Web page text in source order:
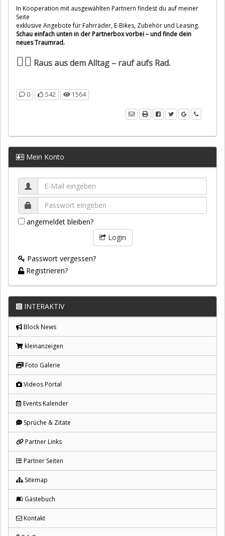
In Kooperation mit ausgewählten Partnern findest du auf meiner
Seite
exklusive Angebote für Fahrräder, E-Bikes, Zubehör und Leasing.
Schau einfach unten in der Partnerbox vorbei – und finde dein
neues Traumrad.
🚴‍♂️ Raus aus dem Alltag – rauf aufs Rad.
0 542 1564
Mein Konto
angemeldet bleiben?
Login
Passwort vergessen?
Registrieren?
INTERAKTIV
Block News
kleinanzeigen
Foto Galerie
Videos Portal
Events Kalender
Sprüche & Zitate
Partner Links
Partner Seiten
Sitemap
Gästebuch
Kontakt